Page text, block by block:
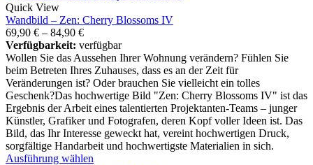
Quick View
Wandbild – Zen: Cherry Blossoms IV
69,90 € – 84,90 €
Verfügbarkeit: verfügbar
Wollen Sie das Aussehen Ihrer Wohnung verändern? Fühlen Sie
beim Betreten Ihres Zuhauses, dass es an der Zeit für
Veränderungen ist? Oder brauchen Sie vielleicht ein tolles
Geschenk?Das hochwertige Bild "Zen: Cherry Blossoms IV" ist das
Ergebnis der Arbeit eines talentierten Projektanten-Teams – junger
Künstler, Grafiker und Fotografen, deren Kopf voller Ideen ist. Das
Bild, das Ihr Interesse geweckt hat, vereint hochwertigen Druck,
sorgfältige Handarbeit und hochwertigste Materialien in sich.
Ausführung wählen